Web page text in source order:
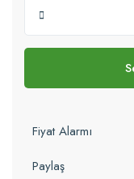
Fiyat Alarmı
Paylaş